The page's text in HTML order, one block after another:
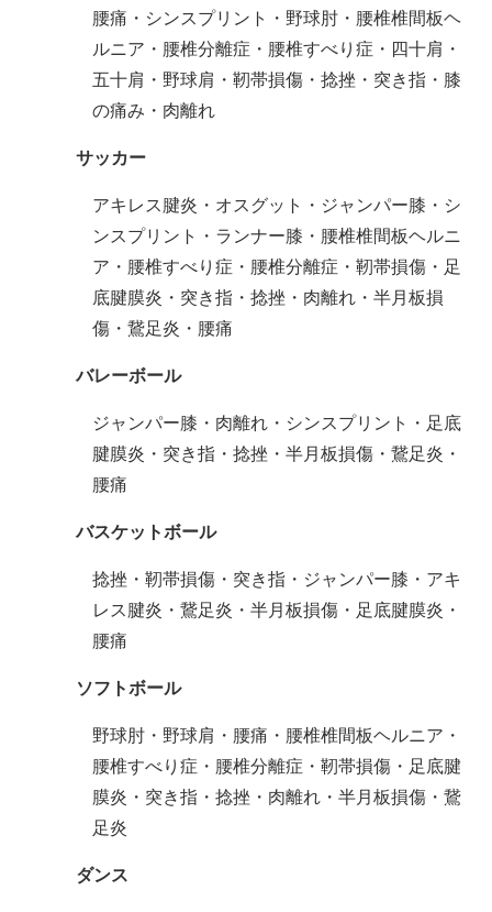
腰痛・シンスプリント・野球肘・腰椎椎間板ヘ
ルニア・腰椎分離症・腰椎すべり症・四十肩・
五十肩・野球肩・靭帯損傷・捻挫・突き指・膝
の痛み・肉離れ
サッカー
アキレス腱炎・オスグット・ジャンパー膝・シ
ンスプリント・ランナー膝・腰椎椎間板ヘルニ
ア・腰椎すべり症・腰椎分離症・靭帯損傷・足
底腱膜炎・突き指・捻挫・肉離れ・半月板損
傷・鵞足炎・腰痛
バレーボール
ジャンパー膝・肉離れ・シンスプリント・足底
腱膜炎・突き指・捻挫・半月板損傷・鵞足炎・
腰痛
バスケットボール
捻挫・靭帯損傷・突き指・ジャンパー膝・アキ
レス腱炎・鵞足炎・半月板損傷・足底腱膜炎・
腰痛
ソフトボール
野球肘・野球肩・腰痛・腰椎椎間板ヘルニア・
腰椎すべり症・腰椎分離症・靭帯損傷・足底腱
膜炎・突き指・捻挫・肉離れ・半月板損傷・鵞
足炎
ダンス